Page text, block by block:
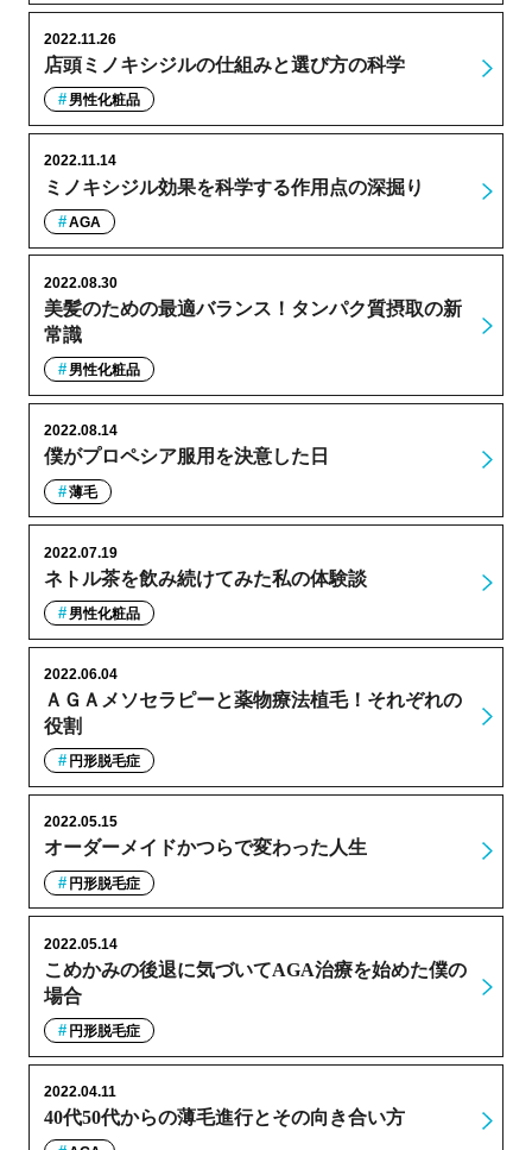
店頭ミノキシジルの仕組みと選び方の科学
2022.11.26
男性化粧品
ミノキシジル効果を科学する作用点の深掘り
2022.11.14
AGA
美髪のための最適バランス！タンパク質摂取の新
常識
2022.08.30
男性化粧品
僕がプロペシア服用を決意した日
2022.08.14
薄毛
ネトル茶を飲み続けてみた私の体験談
2022.07.19
男性化粧品
ＡＧＡメソセラピーと薬物療法植毛！それぞれの
役割
2022.06.04
円形脱毛症
オーダーメイドかつらで変わった人生
2022.05.15
円形脱毛症
こめかみの後退に気づいてAGA治療を始めた僕の
場合
2022.05.14
円形脱毛症
40代50代からの薄毛進行とその向き合い方
2022.04.11